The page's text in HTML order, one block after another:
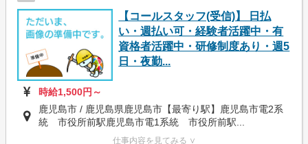
【コールスタッフ(受信)】 日払
い・週払い可・経験者活躍中・有
資格者活躍中・研修制度あり・週5
日・夜勤...
時給1,500円～
鹿児島市 / 鹿児島県鹿児島市【最寄り駅】鹿児島市電2系
統 市役所前駅鹿児島市電1系統 市役所前駅...
仕事内容を見てみる ∨